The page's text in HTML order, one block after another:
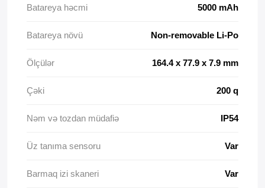
Batareya həcmi 5000 mAh
Batareya növü Non-removable Li-Po
Ölçülər 164.4 x 77.9 x 7.9 mm
Çəki 200 q
Nəm və tozdan müdafiə IP54
Üz tanıma sensoru Var
Barmaq izi skaneri Var